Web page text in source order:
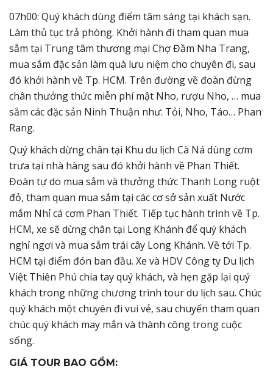
07h00: Quý khách dùng điểm tâm sáng tại khách sạn.
Làm thủ tục trả phòng. Khởi hành đi tham quan mua
sắm tại Trung tâm thương mại Chợ Đầm Nha Trang,
mua sắm đặc sản làm quà lưu niệm cho chuyên đi, sau
đó khởi hành về Tp. HCM. Trên đường về đoàn đừng
chân thưởng thức miễn phí mật Nho, rượu Nho, … mua
sắm các đặc sản Ninh Thuận như: Tỏi, Nho, Táo… Phan
Rang.
Quý khách dừng chân tại Khu du lịch Cà Ná dùng cơm
trưa tại nhà hàng sau đó khởi hành về Phan Thiết.
Đoàn tự do mua sắm và thưởng thức Thanh Long ruột
đỏ, tham quan mua sắm tại các cơ sở sản xuất Nước
mắm Nhỉ cá cơm Phan Thiết. Tiếp tục hành trình về Tp.
HCM, xe sẽ dừng chân tại Long Khánh để quý khách
nghỉ ngơi và mua sắm trái cây Long Khánh. Về tới Tp.
HCM tại điểm đón ban đầu. Xe và HDV Công ty Du lịch
Việt Thiên Phú chia tay quý khách, và hẹn gặp lại quý
khách trong những chương trình tour du lịch sau. Chúc
quý khách một chuyên đi vui vẻ, sau chuyến tham quan
chúc quý khách may mắn và thành công trong cuộc
sống.
GIÁ TOUR BAO GỒM: